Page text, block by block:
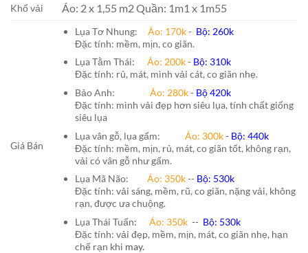
Khổ vải Áo: 2 x 1,55 m2 Quần: 1m1 x 1m55
Giá Bán
Lụa Tơ Nhung: Áo: 170k- Bộ: 260k
Đặc tính: mềm, mịn, co giãn.
Lụa Tằm Thái: Áo: 200k- Bộ: 310k
Đặc tính: rủ, mát, mình vải cát, co giãn nhẹ.
Bảo Anh: Áo: 280k- Bộ 420k
Đặc tính: mình vải đẹp hơn siêu lụa, tính chất giống
siêu lụa
Lụa vân gỗ, lụa gấm: Áo: 300k- Bộ: 440k
Đặc tính: mềm, mịn, rủ, mát, co giãn tốt, không rạn,
vải có vân gỗ như gấm.
Lụa Mã Não: Áo: 350k-- Bộ: 530k
Đặc tính: vải sáng, mềm, rũ, co giãn, nặng vải, không
rạn, được ưa chuộng.
Lụa Thái Tuấn: Áo: 350k-- Bộ: 530k
Đặc tính: vải đẹp, mềm, mịn, mát, co giãn nhẹ, hạn
chế rạn khi may.